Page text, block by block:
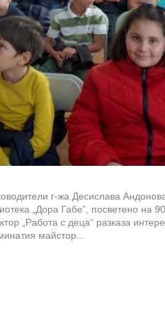
г-жа Десислава
„Дора Габе”, посветено на
„Работа с деца“ разказа
майстор...